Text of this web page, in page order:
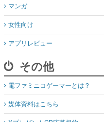
マンガ
女性向け
アプリレビュー
その他
電ファミニコゲーマーとは？
媒体資料はこちら